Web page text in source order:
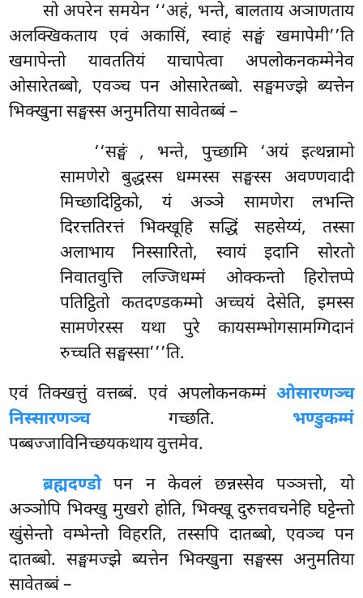
सो अपरेन समयेन ‘‘अहं, भन्ते, बालताय अञाणताय
अलक्खिकताय एवं अकासिं, स्वाहं सङ्घं खमापेमी’’ति
खमापेन्तो यावततियं याचापेत्वा अपलोकनकम्मेनेव
ओसारेतब्बो, एवञ्च पन ओसारेतब्बो. सङ्घमज्झे ब्यत्तेन
भिक्खुना सङ्घस्स अनुमतिया सावेतब्बं –
‘‘सङ्घं , भन्ते, पुच्छामि ‘अयं इत्थन्नामो
सामणेरो बुद्धस्स धम्मस्स सङ्घस्स अवण्णवादी
मिच्छादिट्ठिको, यं अञ्ञे सामणेरा लभन्ति
दिरत्ततिरत्तं भिक्खूहि सद्धिं सहसेय्यं, तस्सा
अलाभाय निस्सारितो, स्वायं इदानि सोरतो
निवातवुत्ति लज्जिधम्मं ओक्कन्तो हिरोत्तप्पे
पतिट्ठितो कतदण्डकम्मो अच्चयं देसेति, इमस्स
सामणेरस्स यथा पुरे कायसम्भोगसामग्गिदानं
रुच्चति सङ्घस्सा’’’ति.
एवंतिक्खत्तुं वत्तब्बं. एवं अपलोकनकम्मं ओसारणञ्च
निस्सारणञ्चगच्छति. भण्डुकम्मं
पब्बज्जाविनिच्छयकथाय वुत्तमेव.
ब्रह्मदण्डोपन न केवलं छन्नस्सेव पञ्ञत्तो, यो
अञ्ञोपि भिक्खु मुखरो होति, भिक्खू दुरुत्तवचनेहि घट्टेन्तो
खुंसेन्तो वम्भेन्तो विहरति, तस्सपि दातब्बो, एवञ्च पन
दातब्बो. सङ्घमज्झे ब्यत्तेन भिक्खुना सङ्घस्स अनुमतिया
सावेतब्बं –